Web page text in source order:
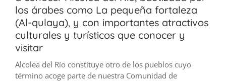
los árabes como La pequeña fortaleza
(Al-qulaya), y con importantes atractivos
culturales y turísticos que conocer y
visitar
Alcolea del Río constituye otro de los pueblos cuyo
término acoge parte de nuestra Comunidad de